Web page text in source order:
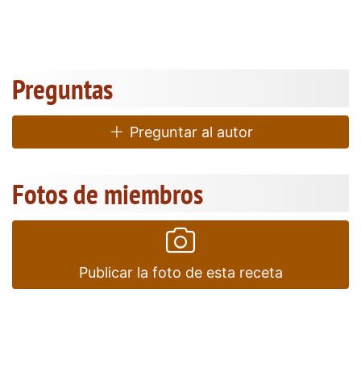
Preguntas
Preguntar al autor
Fotos de miembros
Publicar la foto de esta receta